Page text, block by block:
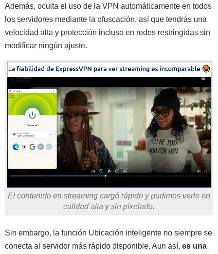
Además, oculta el uso de la VPN automáticamente en todos
los servidores mediante la ofuscación, así que tendrás una
velocidad alta y protección incluso en redes restringidas sin
modificar ningún ajuste.
El contenido en streaming cargó rápido y pudimos verlo en
calidad alta y sin pixelado.
Sin embargo, la función Ubicación inteligente no siempre se
conecta al servidor más rápido disponible. Aun así, es una